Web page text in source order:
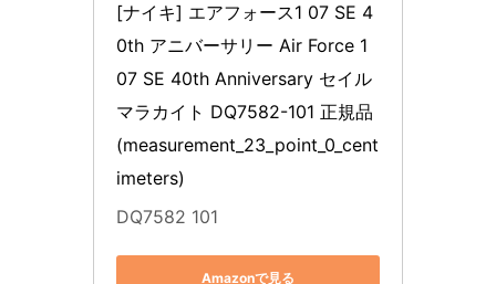
[ナイキ] エアフォース1 07 SE 4
0th アニバーサリー Air Force 1
07 SE 40th Anniversary セイル
マラカイト DQ7582-101 正規品
(measurement_23_point_0_cent
imeters)
DQ7582 101
Amazonで見る